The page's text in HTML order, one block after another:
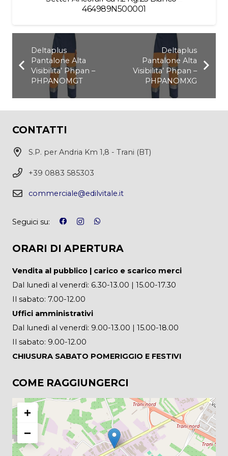
464989N500001
Deltaplus
Pantalone Alta
Visibilita’ Phpan –
PHPANOMGT
Deltaplus
Pantalone Alta
Visibilita’ Phpan –
PHPANOMXG
CONTATTI
S.P. per Andria Km 1,8 - Trani (BT)
+39 0883 585303
commerciale@edilvitale.it
Seguici su:
ORARI DI APERTURA
Vendita al pubblico | carico e scarico merci
Dal lunedì al venerdì: 6.30-13.00 | 15.00-17.30
Il sabato: 7.00-12.00
Uffici amministrativi
Dal lunedì al venerdì: 9.00-13.00 | 15.00-18.00
Il sabato: 9.00-12.00
CHIUSURA SABATO POMERIGGIO E FESTIVI
COME RAGGIUNGERCI
+
−